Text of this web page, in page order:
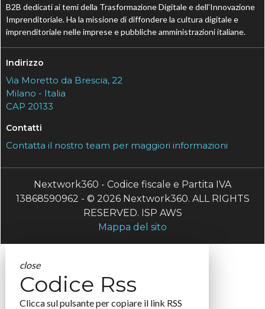
B2B dedicati ai temi della Trasformazione Digitale e dell’Innovazione
Imprenditoriale. Ha la missione di diffondere la cultura digitale e
imprenditoriale nelle imprese e pubbliche amministrazioni italiane.
Indirizzo
Via Moretto da Brescia, 22
Milano - Italia
CAP 20133
Contatti
Contatta il nostro team per maggiori informazioni
Nextwork360 - Codice fiscale e Partita IVA
13868590962 - © 2026 Nextwork360. ALL RIGHTS
RESERVED. ISP AWS
Mappa del sito
close
Codice Rss
Clicca sul pulsante per copiare il link RSS